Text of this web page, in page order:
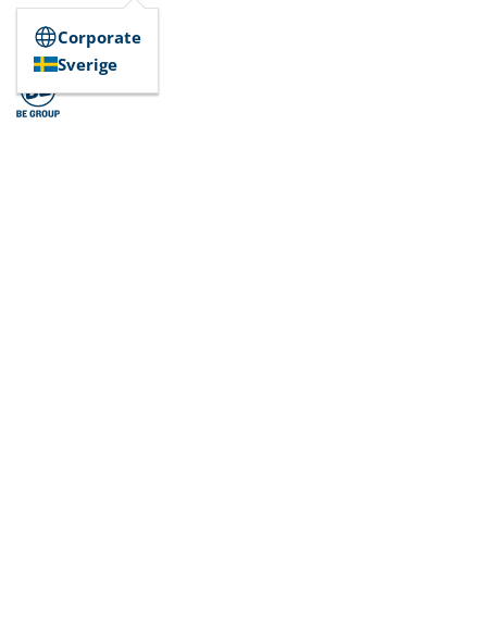
Corporate
Sverige